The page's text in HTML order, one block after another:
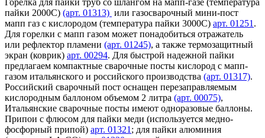
Горелка для пайки труб со шлангом на мапп-газе (температура
пайки 2000С) (арт. 01313) или газосварочный мини-пост
мапп газ с кислородом (температура пайки 3000С) арт. 01251 .
Для горелки с мапп газом может понадобиться отражатель
или рефлектор пламени (арт. 01245), а также термозащитный
экран (коврик) арт. 00294. Для быстрой надежной пайки
предлагаем компактные сварочные посты кислород с мапп-
газом итальянского и российского производства (арт. 01317).
Российский сварочный пост оснащен перезаправляемым
кислородным баллоном объемом 2 литра (арт. 00075),
Итальянские сварочные посты имеют одноразовые баллоны.
Припои с флюсом для пайки меди (используется медно-
фосфорный припой) арт. 01321 ; для пайки алюминия